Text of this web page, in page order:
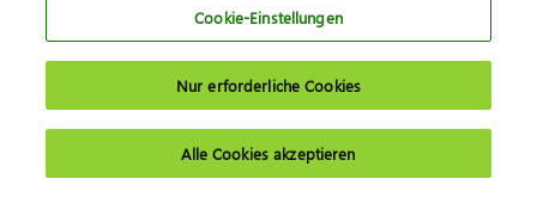
Cookie-Einstellungen
Nur erforderliche Cookies
Alle Cookies akzeptieren